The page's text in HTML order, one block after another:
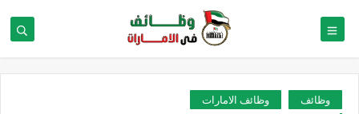
وظائف وظائف الامارات